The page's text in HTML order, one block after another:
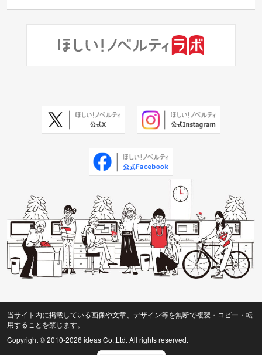
当サイト内に掲載している画像や文章、デザイン等を無断で複製・コピー・転
用することを禁じます。
Copyright © 2010-2026 ideas Co.,Ltd. All rights reserved.